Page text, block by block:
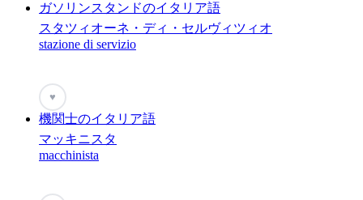
ガソリンスタンドのイタリア語
スタツィオーネ・ディ・セルヴィツィオ
stazione di servizio
♥
機関士のイタリア語
マッキニスタ
macchinista